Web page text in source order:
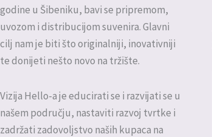
godine u Šibeniku, bavi se pripremom,
uvozom i distribucijom suvenira. Glavni
cilj nam je biti što originalniji, inovativniji
te donijeti nešto novo na tržište.
Vizija Hello-a je educirati se i razvijati se u
našem području, nastaviti razvoj tvrtke i
zadržati zadovoljstvo naših kupaca na